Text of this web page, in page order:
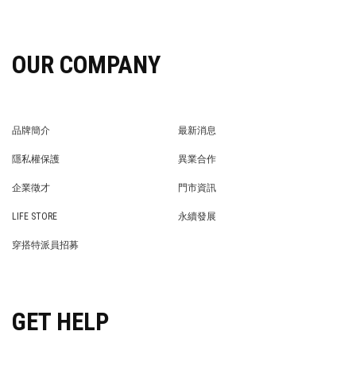
OUR COMPANY
品牌簡介
最新消息
隱私權保護
異業合作
企業徵才
門市資訊
LIFE STORE
永續發展
穿搭特派員招募
GET HELP